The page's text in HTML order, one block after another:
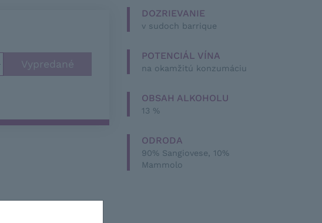
DOZRIEVANIE
v sudoch barrique
POTENCIÁL VÍNA
na okamžitú konzumáciu
OBSAH ALKOHOLU
13 %
ODRODA
90% Sangiovese, 10%
Mammolo